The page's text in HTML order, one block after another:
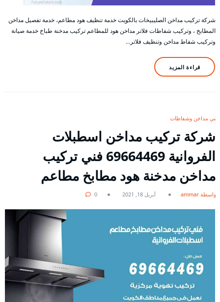
شركة تركيب مداخن الصليبيخات بالكويت خدمة تنظيف هود مطاعم، خدمة تفصيل مداخن
المطابخ ، وتركيب شفاطات فلاتر مداخن هود للمطاعم تركيب مدخنة طباخ خدمة صيانة
وتركيب شفاط مداخن وتنظيف فلاتر…
قراءة المزيد
فني مداخن وشفاطات
شركة تركيب مداخن اسطبلات
الفروانية 69664469 فني تركيب
مداخن مدخنة هود مطابخ مطاعم
بواسطة ammar أبريل 18, 2021 0